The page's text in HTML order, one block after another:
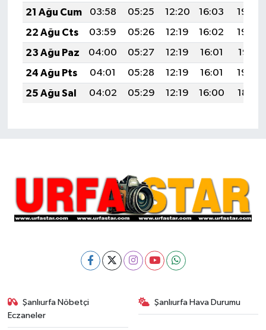
21 Ağu Cum
03:58 05:25 12:20 16:03
19:04
22 Ağu Cts
03:59 05:26 12:19 16:02
19:02
23 Ağu Paz
04:00 05:27 12:19 16:01
19:01
24 Ağu Pts
04:01 05:28 12:19 16:01
19:00
25 Ağu Sal
04:02 05:29 12:19 16:00 18:58
Şanlıurfa Nöbetçi
Eczaneler
Şanlıurfa Hava Durumu